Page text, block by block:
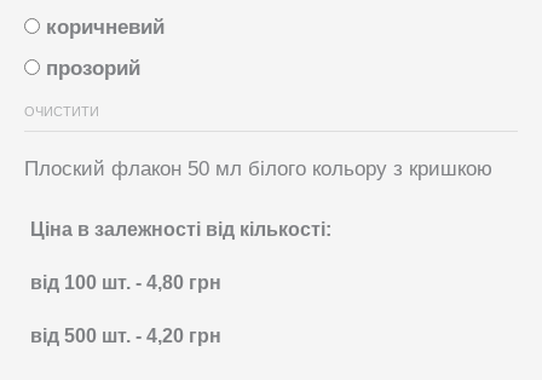
коричневий
прозорий
ОЧИСТИТИ
Плоский флакон 50 мл білого кольору з кришкою
Ціна в залежності від кількості:
від 100 шт. - 4,80 грн
від 500 шт. - 4,20 грн